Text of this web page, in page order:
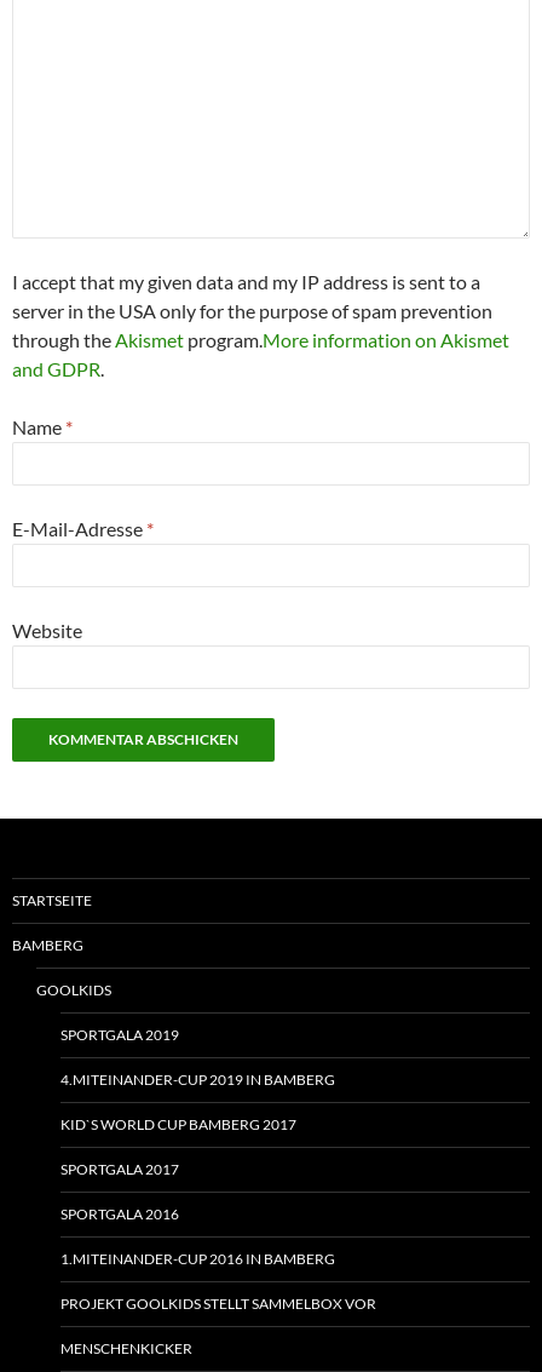
I accept that my given data and my IP address is sent to a
server in the USA only for the purpose of spam prevention
through theAkismet program.More information on Akismet
and GDPR.
Name *
E-Mail-Adresse *
Website
STARTSEITE
BAMBERG
GOOLKIDS
SPORTGALA 2019
4.MITEINANDER-CUP 2019 IN BAMBERG
KID`S WORLD CUP BAMBERG 2017
SPORTGALA 2017
SPORTGALA 2016
1.MITEINANDER-CUP 2016 IN BAMBERG
PROJEKT GOOLKIDS STELLT SAMMELBOX VOR
MENSCHENKICKER